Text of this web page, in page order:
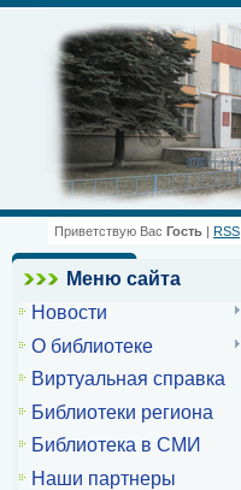
Приветствую Вас Гость | RSS
Меню сайта
Новости
О библиотеке
Виртуальная справка
Библиотеки региона
Библиотека в СМИ
Наши партнеры